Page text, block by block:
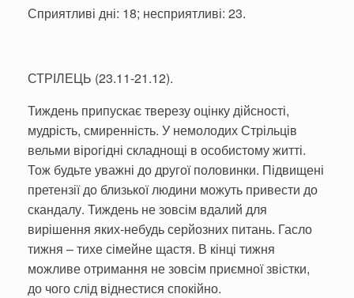
Сприятливі дні: 18; несприятливі: 23.
СТРІЛЕЦЬ (23.11-21.12).
Тиждень припускає тверезу оцінку дійсності,
мудрість, смиренність. У немолодих Стрільців
вельми вірогідні складнощі в особистому житті.
Тож будьте уважні до другої половинки. Підвищені
претензії до близької людини можуть привести до
скандалу. Тиждень не зовсім вдалий для
вирішення яких-небудь серйозних питань. Гасло
тижня – тихе сімейне щастя. В кінці тижня
можливе отримання не зовсім приємної звістки,
до чого слід віднестися спокійно.